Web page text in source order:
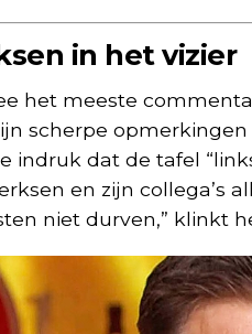
in het vizier
het meeste
scherpe
indruk dat de tafel
en zijn collega’s
niet durven,” klinkt